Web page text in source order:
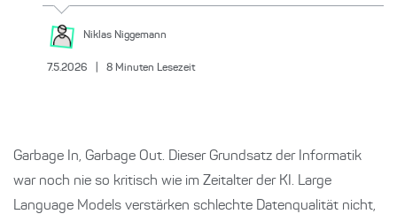
Niklas Niggemann
7.5.2026 8 Minuten Lesezeit
Garbage In, Garbage Out. Dieser Grundsatz der Informatik
war noch nie so kritisch wie im Zeitalter der KI. Large
Language Models verstärken schlechte Datenqualität nicht,